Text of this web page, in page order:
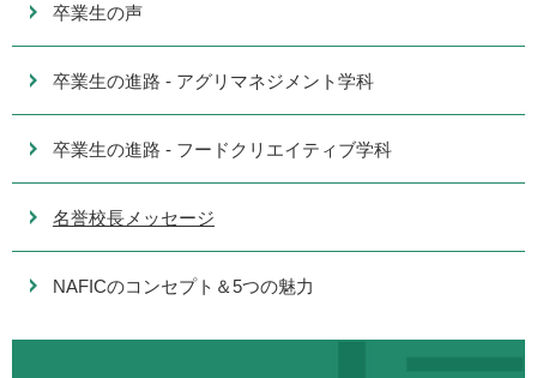
卒業生の声
卒業生の進路 - アグリマネジメント学科
卒業生の進路 - フードクリエイティブ学科
名誉校長メッセージ
NAFICのコンセプト＆5つの魅力